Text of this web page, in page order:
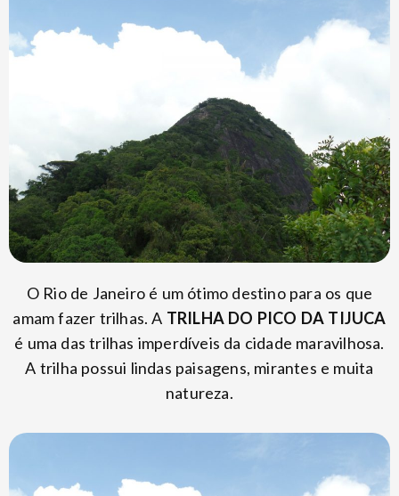
O Rio de Janeiro é um ótimo destino para os que
amam fazer trilhas. A TRILHA DO PICO DA TIJUCA
é uma das trilhas imperdíveis da cidade maravilhosa.
A trilha possui lindas paisagens, mirantes e muita
natureza.